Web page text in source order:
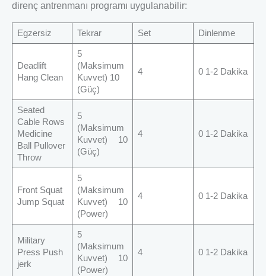
direnç antrenmanı programı uygulanabilir:
Egzersiz Tekrar Set Dinlenme
Deadlift
Hang Clean
5
(Maksimum
Kuvvet) 10
(Güç)
4 0 1-2 Dakika
Seated
Cable Rows
Medicine
Ball Pullover
Throw
5
(Maksimum
Kuvvet) 10
(Güç)
4 0 1-2 Dakika
Front Squat
Jump Squat
5
(Maksimum
Kuvvet) 10
(Power)
4 0 1-2 Dakika
Military
Press Push
jerk
5
(Maksimum
Kuvvet) 10
(Power)
4 0 1-2 Dakika